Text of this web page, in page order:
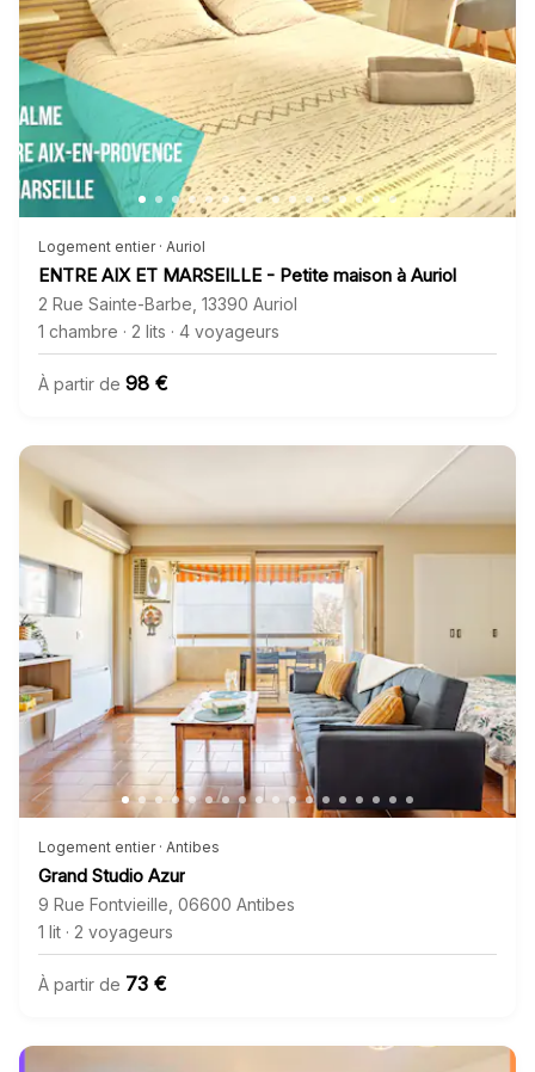
Logement entier · Auriol
ENTRE AIX ET MARSEILLE - Petite maison à Auriol
2 Rue Sainte-Barbe 13390 Auriol
1 chambre · 2 lits · 4 voyageurs
À partir de 98 €
Logement entier · Antibes
Grand Studio Azur
9 Rue Fontvieille 06600 Antibes
1 lit · 2 voyageurs
À partir de 73 €